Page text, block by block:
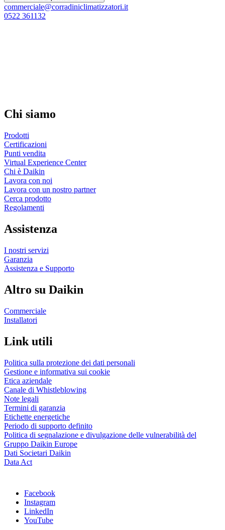
commerciale@corradiniclimatizzatori.it
0522 361132
Chi siamo
Prodotti
Certificazioni
Punti vendita
Virtual Experience Center
Chi è Daikin
Lavora con noi
Lavora con un nostro partner
Cerca prodotto
Regolamenti
Assistenza
I nostri servizi
Garanzia
Assistenza e Supporto
Altro su Daikin
Commerciale
Installatori
Link utili
Politica sulla protezione dei dati personali
Gestione e informativa sui cookie
Etica aziendale
Canale di Whistleblowing
Note legali
Termini di garanzia
Etichette energetiche
Periodo di supporto definito
Politica di segnalazione e divulgazione delle vulnerabilità del
Gruppo Daikin Europe
Dati Societari Daikin
Data Act
Facebook
Instagram
LinkedIn
YouTube